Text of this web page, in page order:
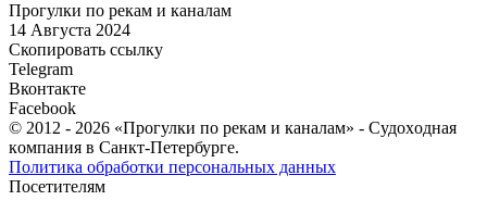
Прогулки по рекам и каналам
14 Августа 2024
Скопировать ссылку
Telegram
Вконтакте
Facebook
© 2012 - 2026 «Прогулки по рекам и каналам» - Cудoxoднaя
кoмпaния в Санкт-Петербурге.
Политика обработки персональных данных
Посетителям